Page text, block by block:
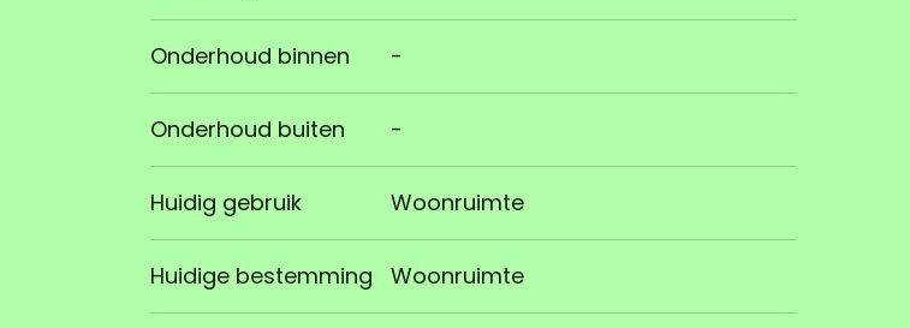
Onderhoud binnen -
Onderhoud buiten -
Huidig gebruik Woonruimte
Huidige bestemming Woonruimte